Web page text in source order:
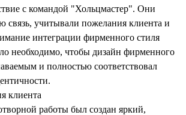
с командой "Хольцмастер". Они
связь, учитывали пожелания клиента и
интеграции фирменного стиля
необходимо, чтобы дизайн фирменного
и полностью соответствовал
клиента
работы был создан яркий,